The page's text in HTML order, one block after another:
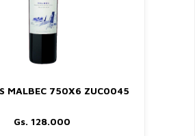
MALBEC 750X6 ZUC0045
Gs. 128.000